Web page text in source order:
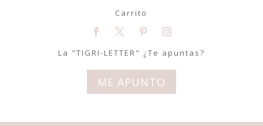
Carrito
La "TIGRI-LETTER" ¿Te apuntas?
ME APUNTO